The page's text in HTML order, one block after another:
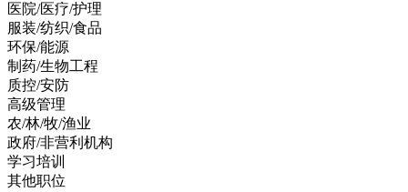
医院/医疗/护理
服装/纺织/食品
环保/能源
制药/生物工程
质控/安防
高级管理
农/林/牧/渔业
政府/非营利机构
学习培训
其他职位